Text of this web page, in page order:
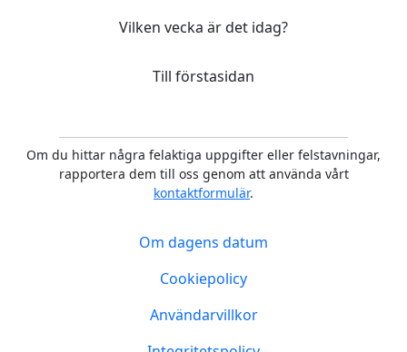
Vilken vecka är det idag?
Till förstasidan
Om du hittar några felaktiga uppgifter eller felstavningar,
rapportera dem till oss genom att använda vårt
kontaktformulär.
Om dagens datum
Cookiepolicy
Användarvillkor